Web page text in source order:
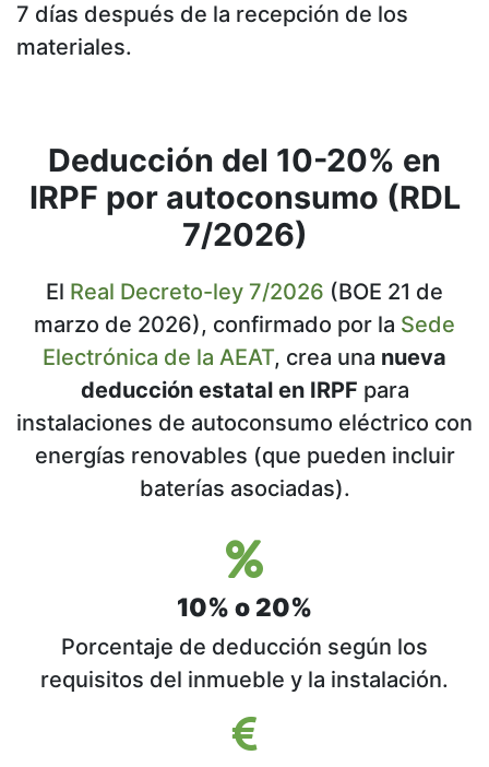
7 días después de la recepción de los
materiales.
Deducción del 10-20% en
IRPF por autoconsumo (RDL
7/2026)
El Real Decreto-ley 7/2026 (BOE 21 de
marzo de 2026), confirmado por la Sede
Electrónica de la AEAT, crea una nueva
deducción estatal en IRPF para
instalaciones de autoconsumo eléctrico con
energías renovables (que pueden incluir
baterías asociadas).
10% o 20%
Porcentaje de deducción según los
requisitos del inmueble y la instalación.